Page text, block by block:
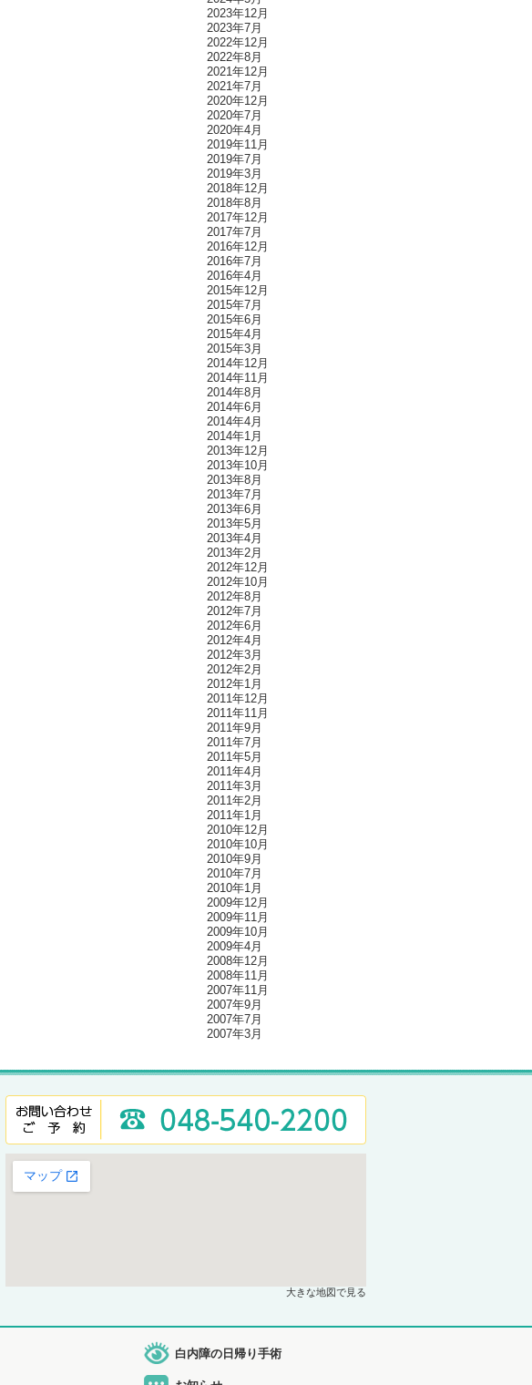
2023年12月
2023年7月
2022年12月
2022年8月
2021年12月
2021年7月
2020年12月
2020年7月
2020年4月
2019年11月
2019年7月
2019年3月
2018年12月
2018年8月
2017年12月
2017年7月
2016年12月
2016年7月
2016年4月
2015年12月
2015年7月
2015年6月
2015年4月
2015年3月
2014年12月
2014年11月
2014年8月
2014年6月
2014年4月
2014年1月
2013年12月
2013年10月
2013年8月
2013年7月
2013年6月
2013年5月
2013年4月
2013年2月
2012年12月
2012年10月
2012年8月
2012年7月
2012年6月
2012年4月
2012年3月
2012年2月
2012年1月
2011年12月
2011年11月
2011年9月
2011年7月
2011年5月
2011年4月
2011年3月
2011年2月
2011年1月
2010年12月
2010年10月
2010年9月
2010年7月
2010年1月
2009年12月
2009年11月
2009年10月
2009年4月
2008年12月
2008年11月
2007年11月
2007年9月
2007年7月
2007年3月
大きな地図で見る
白内障の日帰り手術